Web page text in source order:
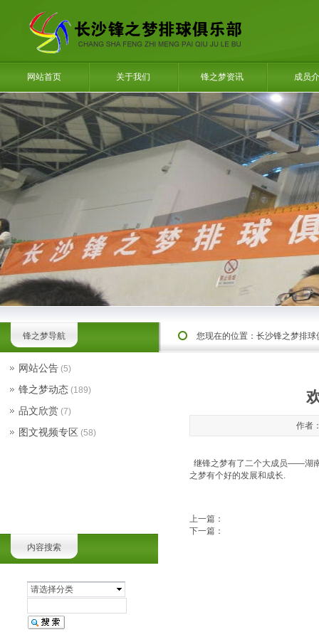
网站首页 关于我们 锋之梦资讯 成员
锋之梦导航
内容搜索
请选择分类
您现在的位置： 长沙锋之梦排球
作者
继锋之梦有了二个大成员——湖
之梦有个好的发展和成长.
上一篇：
下一篇：
网站公告 (5)
锋之梦动态 (189)
品文欣赏 (7)
图文视频专区 (58)